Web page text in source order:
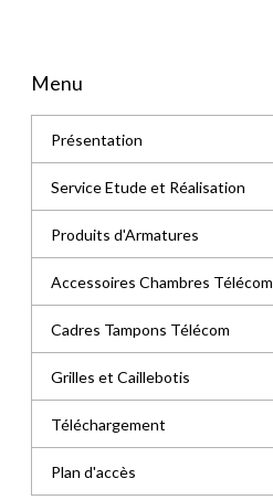
Menu
Présentation
Service Etude et Réalisation
Produits d'Armatures
Accessoires Chambres Télécom
Cadres Tampons Télécom
Grilles et Caillebotis
Téléchargement
Plan d'accès